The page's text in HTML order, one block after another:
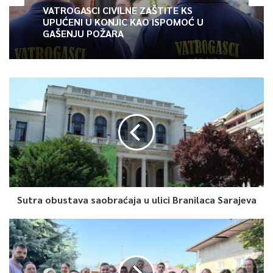
studio „Zec“, odnosno arhitekta Amir Vuk Zec, koji u svojoj
bogatoj karijeri ima čitav niz prepoznatljivih projekata.
0
Article Rating
VATROGASCI CIVILNE ZAŠTITE KS
UPUĆENI U KONJIC KAO ISPOMOĆ U
GAŠENJU POŽARA
Sutra obustava saobraćaja u ulici Branilaca Sarajeva